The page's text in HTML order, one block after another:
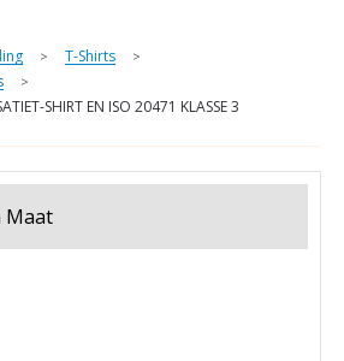
> T-Shirts >
>
SHIRT EN ISO 20471 KLASSE 3
Maat